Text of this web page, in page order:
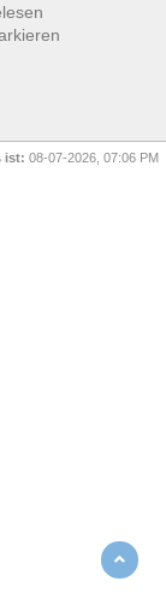
ist: 08-07-2026, 07:06 PM